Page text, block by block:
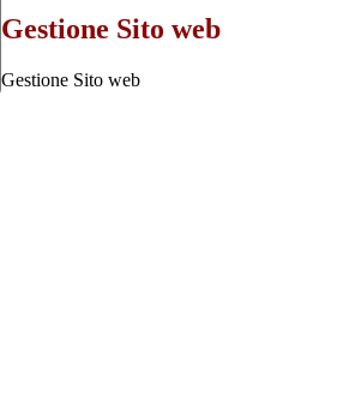
Gestione Sito web
Gestione Sito web